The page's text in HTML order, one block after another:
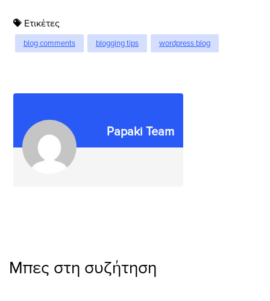
Ετικέτες
blog comments blogging tips wordpress blog
Papaki Team
Μπες στη συζήτηση